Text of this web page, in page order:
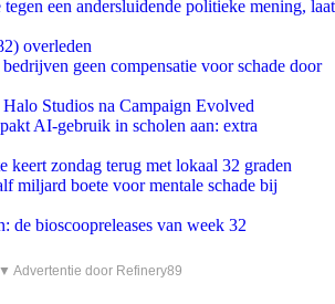
tegen een andersluidende politieke mening, laat
overleden
geen compensatie voor schade door
Studios na Campaign Evolved
AI-gebruik in scholen aan: extra
keert zondag terug met lokaal 32 graden
miljard boete voor mentale schade bij
de bioscoopreleases van week 32
▼ Advertentie door Refinery89